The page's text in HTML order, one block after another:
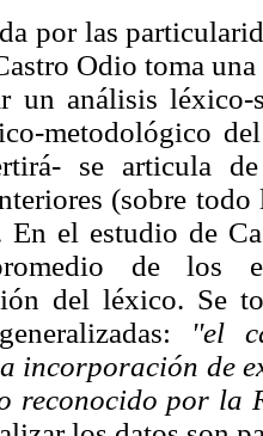
por las
Odio toma
un análisis léxico-
metodológico
se articula
(sobre
En el estudio de
de los
del léxico. Se
''el
incorporación de
reconocido por la